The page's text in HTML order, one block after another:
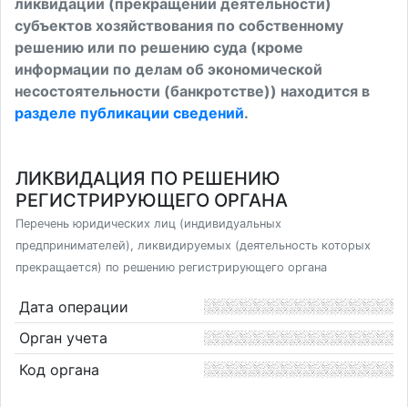
ликвидации (прекращении деятельности)
субъектов хозяйствования по собственному
решению или по решению суда (кроме
информации по делам об экономической
несостоятельности (банкротстве)) находится в
разделе публикации сведений.
ЛИКВИДАЦИЯ ПО РЕШЕНИЮ
РЕГИСТРИРУЮЩЕГО ОРГАНА
Перечень юридических лиц (индивидуальных
предпринимателей), ликвидируемых (деятельность которых
прекращается) по решению регистрирующего органа
Дата операции
Орган учета
Код органа